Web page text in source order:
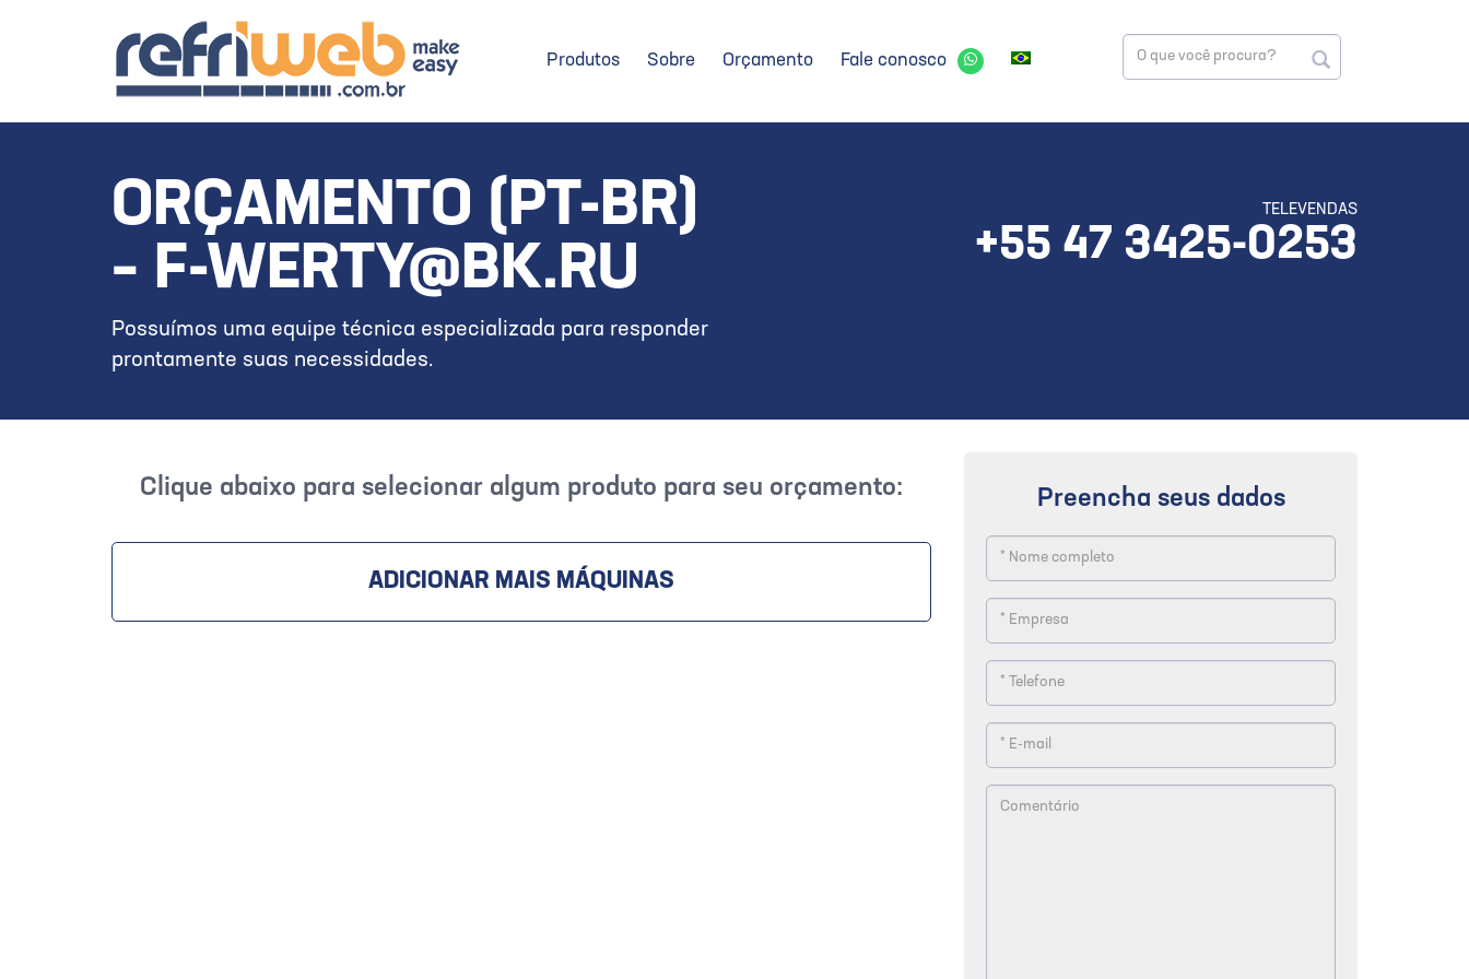
Produtos Sobre Orçamento Fale conosco
ORÇAMENTO (PT-BR)
– F-WERTY@BK.RU
Possuímos uma equipe técnica especializada para responder
prontamente suas necessidades.
TELEVENDAS
+55 47 3425-0253
Clique abaixo para selecionar algum produto para seu orçamento:
ADICIONAR MAIS MÁQUINAS
Preencha seus dados